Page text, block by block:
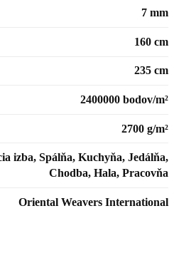
7 mm
160 cm
235 cm
2400000 bodov/m²
2700 g/m²
izba, Spálňa, Kuchyňa, Jedálňa,
Chodba, Hala, Pracovňa
Oriental Weavers International